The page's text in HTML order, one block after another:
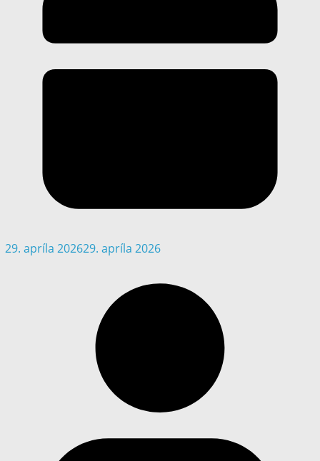
29. apríla 202629. apríla 2026